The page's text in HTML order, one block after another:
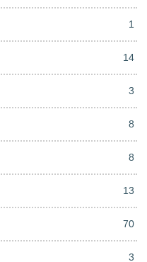
1
14
3
8
8
13
70
3